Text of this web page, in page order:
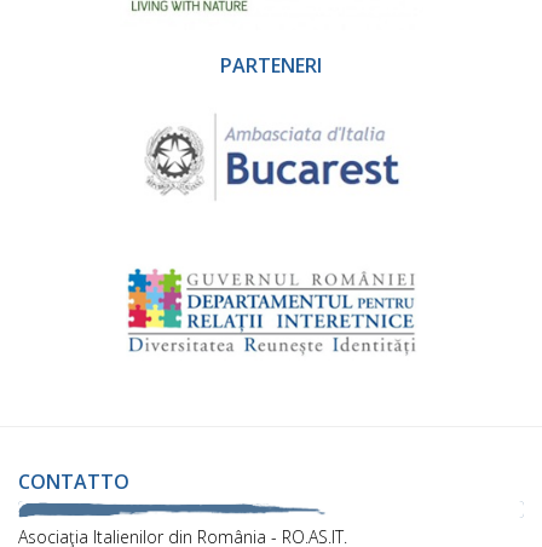
PARTENERI
CONTATTO
Asociaţia Italienilor din România - RO.AS.IT.